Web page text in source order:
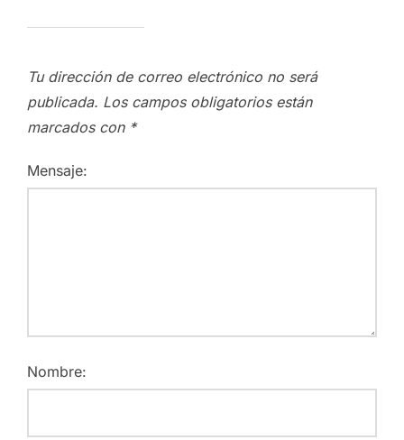
Tu dirección de correo electrónico no será
publicada. Los campos obligatorios están
marcados con *
Mensaje:
Nombre: